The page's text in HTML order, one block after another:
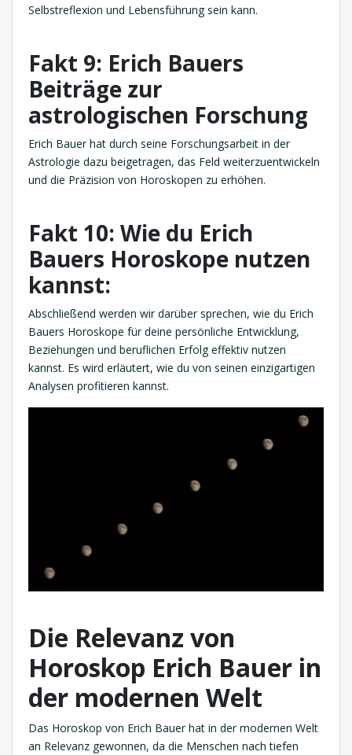
Selbstreflexion und Lebensführung sein kann.
Fakt 9: Erich Bauers
Beiträge zur
astrologischen Forschung
Erich Bauer hat durch seine Forschungsarbeit in der
Astrologie dazu beigetragen, das Feld weiterzuentwickeln
und die Präzision von Horoskopen zu erhöhen.
Fakt 10: Wie du Erich
Bauers Horoskope nutzen
kannst:
Abschließend werden wir darüber sprechen, wie du Erich
Bauers Horoskope für deine persönliche Entwicklung,
Beziehungen und beruflichen Erfolg effektiv nutzen
kannst. Es wird erläutert, wie du von seinen einzigartigen
Analysen profitieren kannst.
Die Relevanz von
Horoskop Erich Bauer in
der modernen Welt
Das Horoskop von Erich Bauer hat in der modernen Welt
an Relevanz gewonnen, da die Menschen nach tiefen